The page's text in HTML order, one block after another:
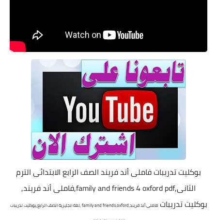
بوكليت تدريبات فاملى أند فريند الصف الرابع الابتدائى الترم
الثانى,family and friends 4 oxford pdf,فاملى أند فريند,
بوكليت تدريباتفاملى أند فريند, family and friends,oxford ,لغة انجليزية الصف الرابع,بوكليت تدريبات